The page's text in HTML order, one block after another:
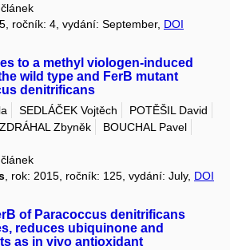
ročník: 4, vydání: September, DOI
to a methyl viologen-induced
wild type and FerB mutant
denitrificans
SEDLÁČEK Vojtěch
POTĚŠIL David
ZDRÁHAL Zbyněk
BOUCHAL Pavel
, rok: 2015, ročník: 125, vydání: July, DOI
of Paracoccus denitrificans
reduces ubiquinone and
as in vivo antioxidant